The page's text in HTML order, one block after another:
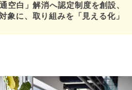
空白」解消へ認定制度を創設、
象に、取り組みを「見える化」